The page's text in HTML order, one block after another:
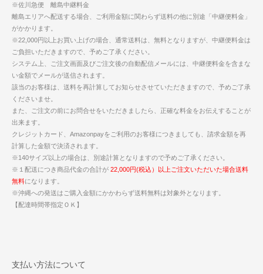
※佐川急便 離島中継料金
離島エリアへ配送する場合、ご利用金額に関わらず送料の他に別途「中継便料金」
がかかります。
※22,000円以上お買い上げの場合、通常送料は、無料となりますが、中継便料金は
ご負担いただきますので、予めご了承ください。
システム上、ご注文画面及びご注文後の自動配信メールには、中継便料金を含まな
い金額でメールが送信されます。
該当のお客様は、送料を再計算してお知らせさせていただきますので、予めご了承
くださいませ。
また、ご注文の前にお問合せをいただきましたら、正確な料金をお伝えすることが
出来ます。
クレジットカード、Amazonpayをご利用のお客様につきましても、請求金額を再
計算した金額で決済されます。
※140サイズ以上の場合は、別途計算となりますので予めご了承ください。
※１配送につき商品代金の合計が 22,000円(税込）以上ご注文いただいた場合送料
無料になります。
※沖縄への発送はご購入金額にかかわらず送料無料は対象外となります。
【配達時間帯指定ＯＫ】
支払い方法について